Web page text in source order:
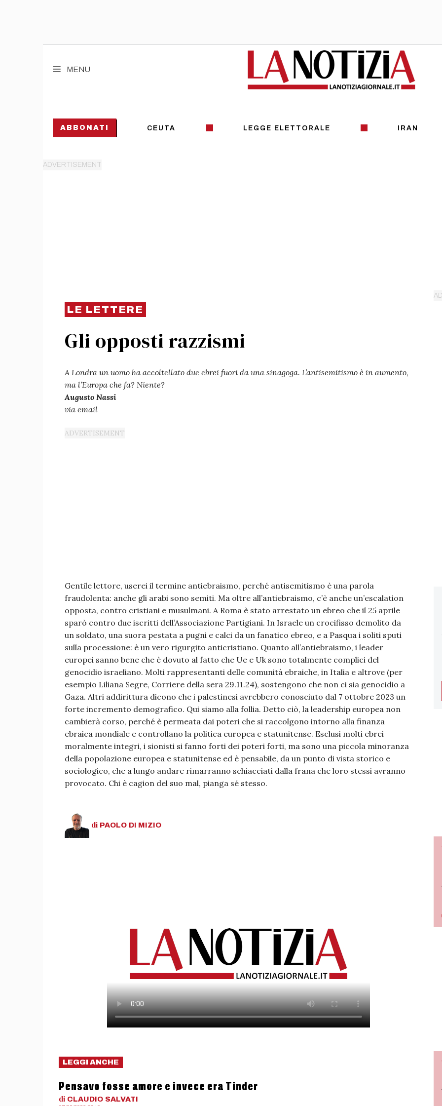
MENU
ABBONATI CEUTA LEGGE ELETTORALE IRAN
LE LETTERE
Gli opposti razzismi
A Londra un uomo ha accoltellato due ebrei fuori da una sinagoga. L’antisemitismo è in aumento,
ma l’Europa che fa? Niente?
Augusto Nassi
via email
Gentile lettore, userei il termine antiebraismo, perché antisemitismo è una parola
fraudolenta: anche gli arabi sono semiti. Ma oltre all’antiebraismo, c’è anche un’escalation
opposta, contro cristiani e musulmani. A Roma è stato arrestato un ebreo che il 25 aprile
sparò contro due iscritti dell’Associazione Partigiani. In Israele un crocifisso demolito da
un soldato, una suora pestata a pugni e calci da un fanatico ebreo, e a Pasqua i soliti sputi
sulla processione: è un vero rigurgito anticristiano. Quanto all’antiebraismo, i leader
europei sanno bene che è dovuto al fatto che Ue e Uk sono totalmente complici del
genocidio israeliano. Molti rappresentanti delle comunità ebraiche, in Italia e altrove (per
esempio Liliana Segre, Corriere della sera 29.11.24), sostengono che non ci sia genocidio a
Gaza. Altri addirittura dicono che i palestinesi avrebbero conosciuto dal 7 ottobre 2023 un
forte incremento demografico. Qui siamo alla follia. Detto ciò, la leadership europea non
cambierà corso, perché è permeata dai poteri che si raccolgono intorno alla finanza
ebraica mondiale e controllano la politica europea e statunitense. Esclusi molti ebrei
moralmente integri, i sionisti si fanno forti dei poteri forti, ma sono una piccola minoranza
della popolazione europea e statunitense ed è pensabile, da un punto di vista storico e
sociologico, che a lungo andare rimarranno schiacciati dalla frana che loro stessi avranno
provocato. Chi è cagion del suo mal, pianga sé stesso.
di PAOLO DI MIZIO
LEGGI ANCHE
Pensavo fosse amore e invece era Tinder
di CLAUDIO SALVATI